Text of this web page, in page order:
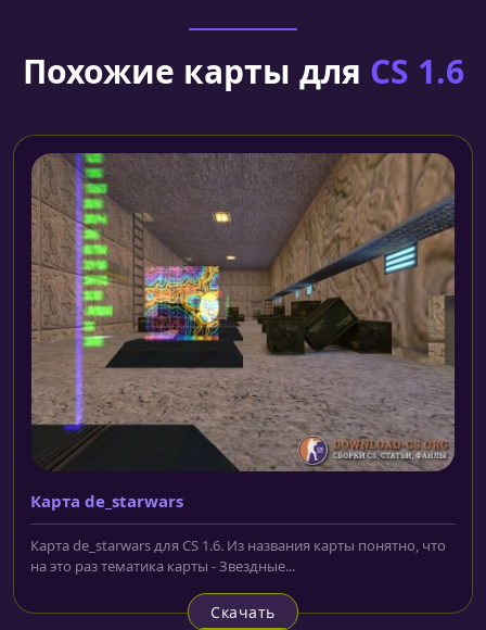
Похожие карты для CS 1.6
Карта de_starwars
Карта de_starwars для CS 1.6. Из названия карты понятно, что
на это раз тематика карты - Звездные...
Скачать